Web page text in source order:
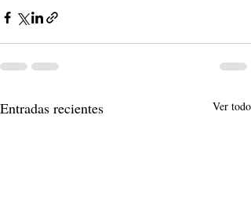
Entradas recientes Ver todo